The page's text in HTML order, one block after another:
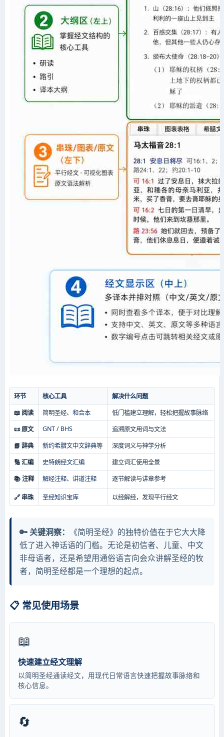
环节 核心工具
解决什么问题
📖 阅读
简明圣经、 和合本
低门槛建立理解，轻松把握故事脉络
📜 原文
GNT/ BHS
追溯原文用词与文法
📘 辞典
新约希腊文中文辞典等
深度词义与神学分析
🔢 汇编
史特朗经文汇编
建立词汇使用全景
📚 注释
解经注释、 讲道注释 逐节解读与讲章参考
🔗 串珠 圣经知识宝库 以经解经，发现平行经文
🔑 关键洞察：
《简明圣经》的独特价值在于它大大降
低了进入神话语的门槛。无论是初信者、儿童、中文
非母语者，还是希望用通俗语言向会众讲解圣经的牧
者，简明圣经都是一个理想的起点。
📋 常见使用场景
📖
快速建立经文理解
以简明圣经通读经文，用现代日常语言快速把握故事脉络和
核心信息。
🔄